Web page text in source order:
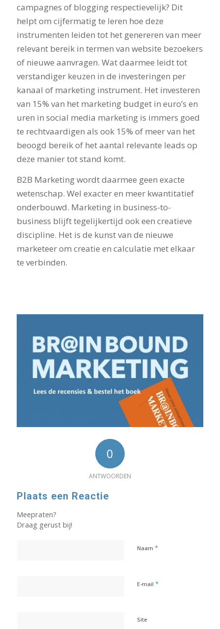
campagnes of blogging respectievelijk? Dit
helpt om cijfermatig te leren hoe deze
instrumenten leiden tot het genereren van meer
relevant bereik in termen van website bezoekers
of nieuwe aanvragen. Wat daarmee leidt tot
verstandiger keuzen in de investeringen per
kanaal of marketing instrument. Het investeren
van 15% van het marketing budget in euro’s en
uren in social media marketing is immers goed
te rechtvaardigen als ook 15% of meer van het
beoogd bereik of het aantal relevante leads op
deze manier tot stand komt.
B2B Marketing wordt daarmee geen exacte
wetenschap. Wel exacter en meer kwantitatief
onderbouwd. Marketing in business-to-
business blijft tegelijkertijd ook een creatieve
discipline. Het is de kunst van de nieuwe
marketeer om creatie en calculatie met elkaar
te verbinden.
0
ANTWOORDEN
Plaats een Reactie
Meepraten?
Draag gerust bij!
Naam *
E-mail *
Site